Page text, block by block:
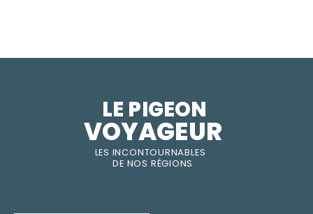
LES INCONTOURNABLES
DE NOS RÉGIONS
LE PIGEON
VOYAGEUR